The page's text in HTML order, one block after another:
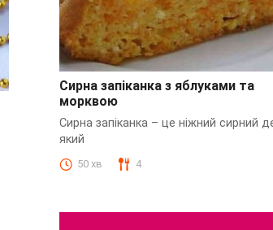
Сирна
Сирна запіканка з яблуками та
морквою
Сирна запіканка – це ніжний сирний
який
50 хв 4